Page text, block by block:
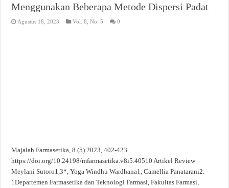
Menggunakan Beberapa Metode Dispersi Padat
Agustus 18, 2023 Vol. 8, No. 5 0
Majalah Farmasetika, 8 (5) 2023, 402-423
https://doi.org/10.24198/mfarmasetika.v8i5.40510 Artikel Review
Meylani Sutoro1,3*, Yoga Windhu Wardhana1, Camellia Panatarani2.
1Departemen Farmasetika dan Teknologi Farmasi, Fakultas Farmasi,